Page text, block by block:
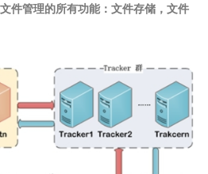
件管理的所有功能：文件存储，文件